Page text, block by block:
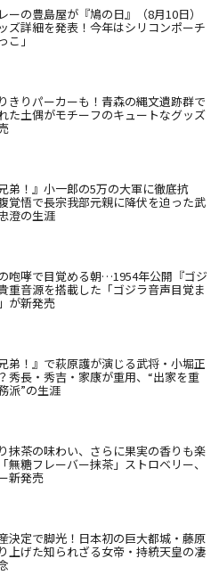
ーの豊島屋が『鳩の日』（8月10日）
ズ詳細を発表！今年はシリコンポーチ
こ」
きりパーカーも！青森の縄文遺跡群で
た土偶がモチーフのキュートなグッズ
弟！』小一郎の5万の大軍に徹底抗
覚悟で長宗我部元親に降伏を迫った武
澄の生涯
咆哮で目覚める朝…1954年公開『ゴジ
重音源を搭載した「ゴジラ音声目覚ま
が新発売
弟！』で萩原護が演じる武将・小堀正
秀長・秀吉・家康が重用、“出家を重
派”の生涯
抹茶の味わい、さらに果実の香りも楽
無糖フレーバー抹茶」ストロベリー、
新発売
決定で脚光！日本初の巨大都城・藤原
上げた知られざる女帝・持統天皇の凄